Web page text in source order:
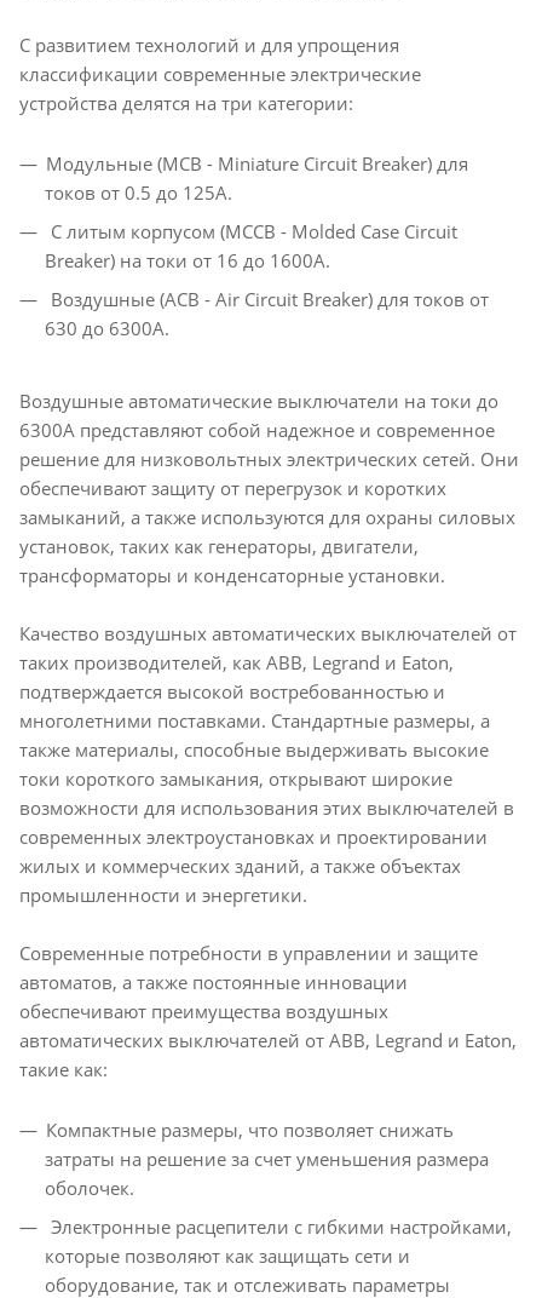
С развитием технологий и для упрощения
классификации современные электрические
устройства делятся на три категории:
Модульные (MCB - Miniature Circuit Breaker) для
токов от 0.5 до 125А.
С литым корпусом (MCCB - Molded Case Circuit
Breaker) на токи от 16 до 1600А.
Воздушные (ACB - Air Circuit Breaker) для токов от
630 до 6300А.
Воздушные автоматические выключатели на токи до
6300А представляют собой надежное и современное
решение для низковольтных электрических сетей. Они
обеспечивают защиту от перегрузок и коротких
замыканий, а также используются для охраны силовых
установок, таких как генераторы, двигатели,
трансформаторы и конденсаторные установки.
Качество воздушных автоматических выключателей от
таких производителей, как ABB, Legrand и Eaton,
подтверждается высокой востребованностью и
многолетними поставками. Стандартные размеры, а
также материалы, способные выдерживать высокие
токи короткого замыкания, открывают широкие
возможности для использования этих выключателей в
современных электроустановках и проектировании
жилых и коммерческих зданий, а также объектах
промышленности и энергетики.
Современные потребности в управлении и защите
автоматов, а также постоянные инновации
обеспечивают преимущества воздушных
автоматических выключателей от ABB, Legrand и Eaton,
такие как:
Компактные размеры, что позволяет снижать
затраты на решение за счет уменьшения размера
оболочек.
Электронные расцепители с гибкими настройками,
которые позволяют как защищать сети и
оборудование, так и отслеживать параметры